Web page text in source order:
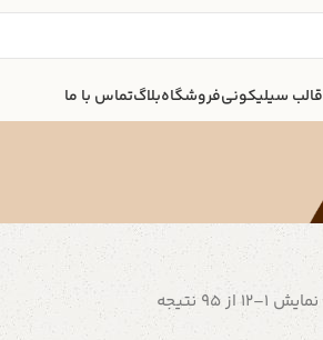
قالب سیلیکونیفروشگاهبلاگتماس با ما
نمایش 1–12 از 95 نتیجه